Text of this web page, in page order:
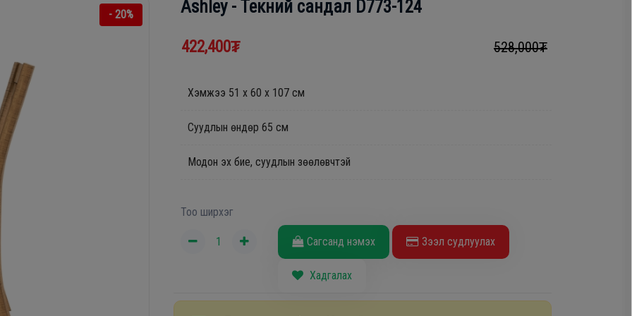
- 20% Ashley - Текний сандал D773-124
422,400₮ 528,000₮
Хэмжээ 51 x 60 x 107 см
Суудлын өндөр 65 см
Модон эх бие, суудлын зөөлөвчтэй
Тоо ширхэг
Сагсанд нэмэх Зээл судлуулах
Хадгалах